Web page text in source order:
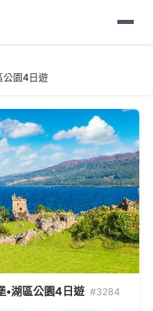
公園4日遊
•湖區公園4日遊 #3284